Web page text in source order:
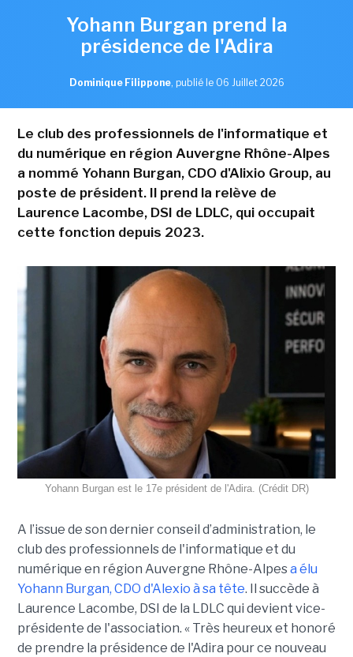
Yohann Burgan prend la
présidence de l'Adira
Dominique Filippone, publié le 06 Juillet 2026
Le club des professionnels de l'informatique et
du numérique en région Auvergne Rhône-Alpes
a nommé Yohann Burgan, CDO d'Alixio Group, au
poste de président. Il prend la relève de
Laurence Lacombe, DSI de LDLC, qui occupait
cette fonction depuis 2023.
Yohann Burgan est le 17e président de l'Adira. (Crédit DR)
A l’issue de son dernier conseil d’administration, le
club des professionnels de l'informatique et du
numérique en région Auvergne Rhône-Alpesa élu
Yohann Burgan, CDO d'Alexio à sa tête. Il succède à
Laurence Lacombe, DSI de la LDLC qui devient vice-
présidente de l'association. « Très heureux et honoré
de prendre la présidence de l'Adira pour ce nouveau